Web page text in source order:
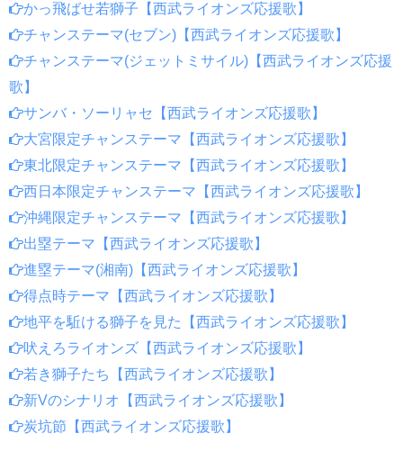
かっ飛ばせ若獅子【西武ライオンズ応援歌】
チャンステーマ(セブン)【西武ライオンズ応援歌】
チャンステーマ(ジェットミサイル)【西武ライオンズ応援
歌】
サンバ・ソーリャセ【西武ライオンズ応援歌】
大宮限定チャンステーマ【西武ライオンズ応援歌】
東北限定チャンステーマ【西武ライオンズ応援歌】
西日本限定チャンステーマ【西武ライオンズ応援歌】
沖縄限定チャンステーマ【西武ライオンズ応援歌】
出塁テーマ【西武ライオンズ応援歌】
進塁テーマ(湘南)【西武ライオンズ応援歌】
得点時テーマ【西武ライオンズ応援歌】
地平を駈ける獅子を見た【西武ライオンズ応援歌】
吠えろライオンズ【西武ライオンズ応援歌】
若き獅子たち【西武ライオンズ応援歌】
新Vのシナリオ【西武ライオンズ応援歌】
炭坑節【西武ライオンズ応援歌】